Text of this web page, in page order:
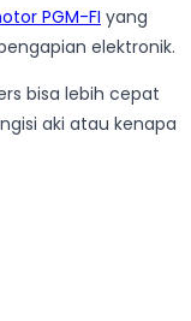
PGM-FI yang
elektronik.
bisa lebih cepat
aki atau kenapa